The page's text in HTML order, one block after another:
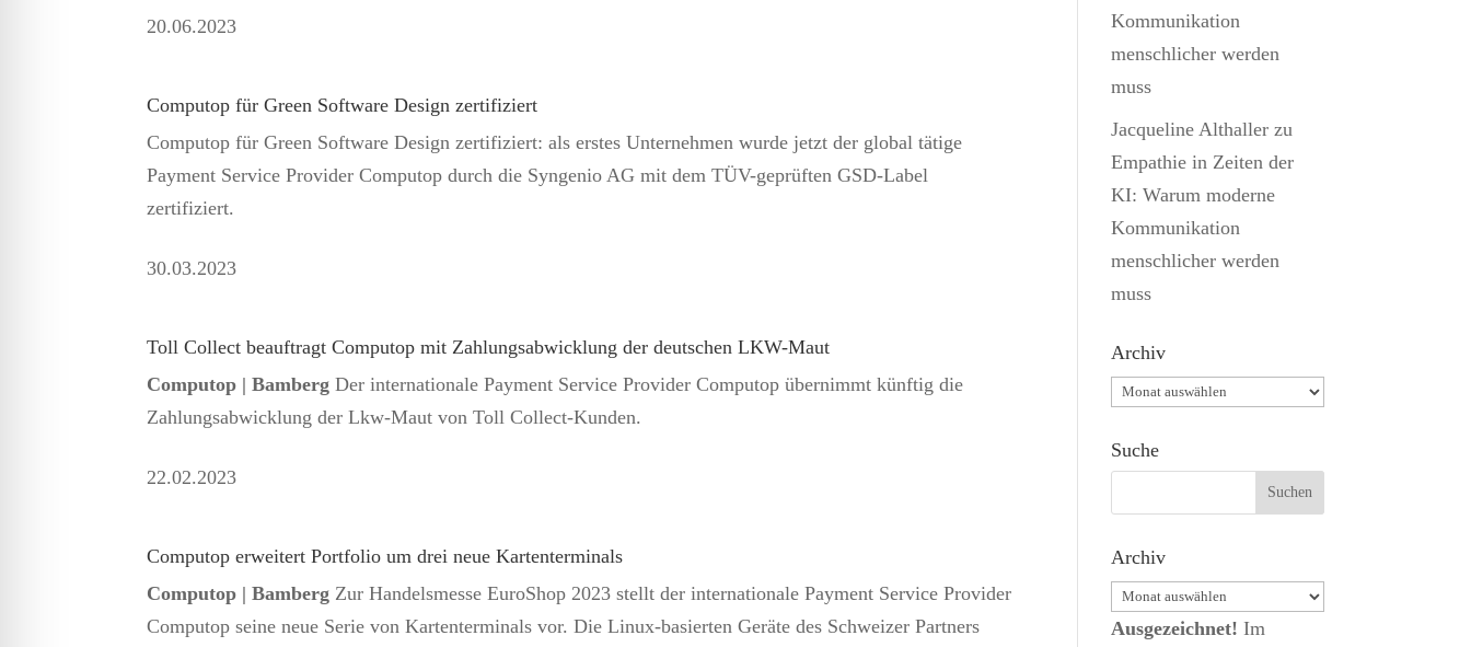
20.06.2023
Computop für Green Software Design zertifiziert
Computop für Green Software Design zertifiziert: als erstes Unternehmen wurde jetzt der global tätige
Payment Service Provider Computop durch die Syngenio AG mit dem TÜV-geprüften GSD-Label
zertifiziert.
30.03.2023
Toll Collect beauftragt Computop mit Zahlungsabwicklung der deutschen LKW-Maut
Computop | BambergDer internationale Payment Service Provider Computop übernimmt künftig die
Zahlungsabwicklung der Lkw-Maut von Toll Collect-Kunden.
22.02.2023
Computop erweitert Portfolio um drei neue Kartenterminals
Computop | Bamberg Zur Handelsmesse EuroShop 2023 stellt der internationale Payment Service Provider
Computop seine neue Serie von Kartenterminals vor. Die Linux-basierten Geräte des Schweizer Partners
Kommunikation
menschlicher werden
muss
Jacqueline Althaller zu
Empathie in Zeiten der
KI: Warum moderne
Kommunikation
menschlicher werden
muss
Archiv
Archiv
Suche
Archiv
Archiv
Ausgezeichnet! Im